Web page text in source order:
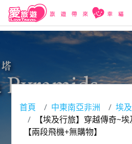
首頁 中東南亞非洲
埃及
【埃及行旅】穿越傳奇~
【兩段飛機+無購物】